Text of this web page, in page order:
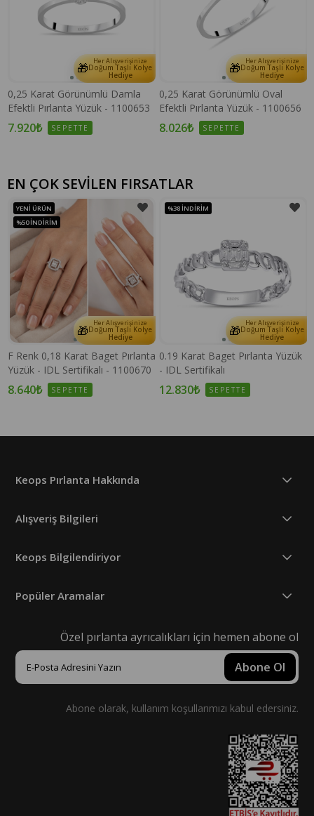
🎁 Her Alışverişinize
Doğum Taşlı Kolye
Hediye
0,25 Karat Görünümlü Damla
Efektli Pırlanta Yüzük - 1100653
7.920₺ SEPETTE
🎁 Her Alışverişinize
Doğum Taşlı Kolye
Hediye
0,25 Karat Görünümlü Oval
Efektli Pırlanta Yüzük - 1100656
8.026₺ SEPETTE
EN ÇOK SEVİLEN FIRSATLAR
🎁 Her Alışverişinize
Doğum Taşlı Kolye
Hediye
F Renk 0,18 Karat Baget Pırlanta
Yüzük - IDL Sertifikalı - 1100670
8.640₺ SEPETTE
YENI ÜRÜN
%50 İNDIRIM
🎁 Her Alışverişinize
Doğum Taşlı Kolye
Hediye
0.19 Karat Baget Pırlanta Yüzük
- IDL Sertifikalı
12.830₺ SEPETTE
%38 İNDIRIM
Keops Pırlanta Hakkında
Alışveriş Bilgileri
Keops Bilgilendiriyor
Popüler Aramalar
Özel pırlanta ayrıcalıkları için hemen abone ol
Abone Ol
Abone olarak, kullanım koşullarımızı kabul edersiniz.